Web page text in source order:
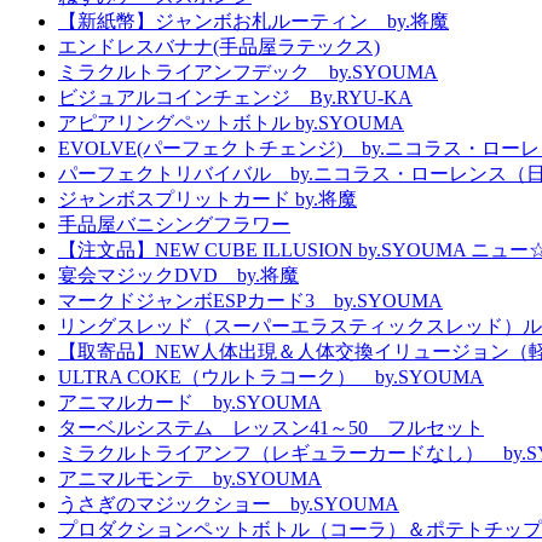
【新紙幣】ジャンボお札ルーティン by.将魔
エンドレスバナナ(手品屋ラテックス)
ミラクルトライアンフデック by.SYOUMA
ビジュアルコインチェンジ By.RYU-KA
アピアリングペットボトル by.SYOUMA
EVOLVE(パーフェクトチェンジ) by.ニコラス・ロー
パーフェクトリバイバル by.ニコラス・ローレンス（
ジャンボスプリットカード by.将魔
手品屋バニシングフラワー
【注文品】NEW CUBE ILLUSION by.SYOUMA ニュ
宴会マジックDVD by.将魔
マークドジャンボESPカード3 by.SYOUMA
リングスレッド（スーパーエラスティックスレッド）
【取寄品】NEW人体出現＆人体交換イリュージョン（
ULTRA COKE（ウルトラコーク） by.SYOUMA
アニマルカード by.SYOUMA
ターベルシステム レッスン41～50 フルセット
ミラクルトライアンフ（レギュラーカードなし）
アニマルモンテ by.SYOUMA
うさぎのマジックショー by.SYOUMA
プロダクションペットボトル（コーラ）＆ポテトチッ